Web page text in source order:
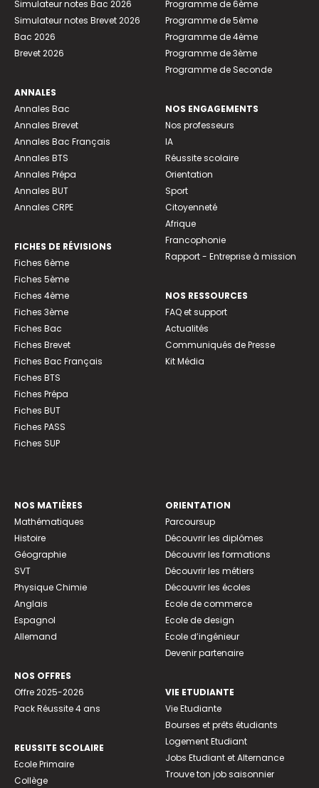
Simulateur notes Bac 2026
Simulateur notes Brevet 2026
Bac 2026
Brevet 2026
ANNALES
Annales Bac
Annales Brevet
Annales Bac Français
Annales BTS
Annales Prépa
Annales BUT
Annales CRPE
FICHES DE RÉVISIONS
Fiches 6ème
Fiches 5ème
Fiches 4ème
Fiches 3ème
Fiches Bac
Fiches Brevet
Fiches Bac Français
Fiches BTS
Fiches Prépa
Fiches BUT
Fiches PASS
Fiches SUP
Programme de 6ème
Programme de 5ème
Programme de 4ème
Programme de 3ème
Programme de Seconde
NOS ENGAGEMENTS
Nos professeurs
IA
Réussite scolaire
Orientation
Sport
Citoyenneté
Afrique
Francophonie
Rapport - Entreprise à mission
NOS RESSOURCES
FAQ et support
Actualités
Communiqués de Presse
Kit Média
NOS MATIÈRES
Mathématiques
Histoire
Géographie
SVT
Physique Chimie
Anglais
Espagnol
Allemand
NOS OFFRES
Offre 2025-2026
Pack Réussite 4 ans
REUSSITE SCOLAIRE
Ecole Primaire
Collège
ORIENTATION
Parcoursup
Découvrir les diplômes
Découvrir les formations
Découvrir les métiers
Découvrir les écoles
Ecole de commerce
Ecole de design
Ecole d’ingénieur
Devenir partenaire
VIE ETUDIANTE
Vie Etudiante
Bourses et prêts étudiants
Logement Etudiant
Jobs Etudiant et Alternance
Trouve ton job saisonnier